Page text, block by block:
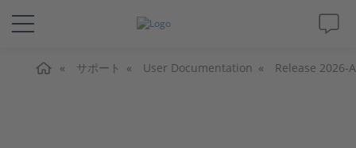
ソリューションと製品
サポート User Documentation Release 2026-A